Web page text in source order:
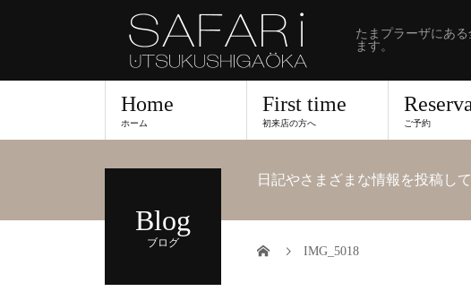
たまプラーザにあ
ます。
Home
ホーム
First time
初来店の方へ ご予約
Blog
ブログ
日記やさまざまな情報を投稿し
IMG_5018